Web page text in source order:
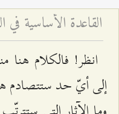
القاعدة الأساسية في
انظر! فالكلام هنا
إلى أيّ حد ستتصادم